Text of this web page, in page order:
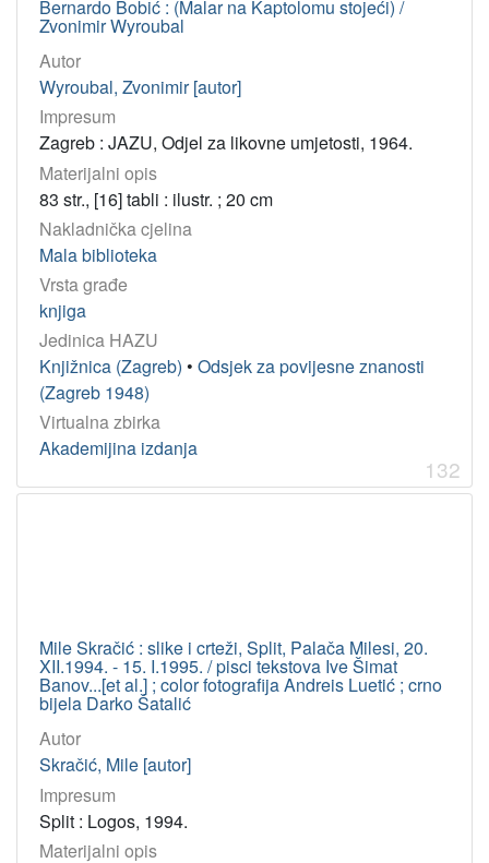
Bernardo Bobić : (Malar na Kaptolomu stojeći) /
Zvonimir Wyroubal
Autor
Wyroubal, Zvonimir [autor]
Impresum
Zagreb : JAZU, Odjel za likovne umjetosti, 1964.
Materijalni opis
83 str., [16] tabli : ilustr. ; 20 cm
Nakladnička cjelina
Mala biblioteka
Vrsta građe
knjiga
Jedinica HAZU
Knjižnica (Zagreb) • Odsjek za povijesne znanosti
(Zagreb 1948)
Virtualna zbirka
Akademijina izdanja
132
Mile Skračić : slike i crteži, Split, Palača Milesi, 20.
XII.1994. - 15. I.1995. / pisci tekstova Ive Šimat
Banov...[et al.] ; color fotografija Andreis Luetić ; crno
bijela Darko Šatalić
Autor
Skračić, Mile [autor]
Impresum
Split : Logos, 1994.
Materijalni opis